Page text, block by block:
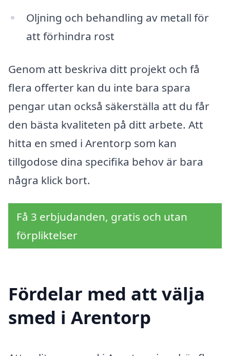
Oljning och behandling av metall för
att förhindra rost
Genom att beskriva ditt projekt och få
flera offerter kan du inte bara spara
pengar utan också säkerställa att du får
den bästa kvaliteten på ditt arbete. Att
hitta en smed i Arentorp som kan
tillgodose dina specifika behov är bara
några klick bort.
Få 3 erbjudanden, gratis och utan
förpliktelser
Fördelar med att välja
smed i Arentorp